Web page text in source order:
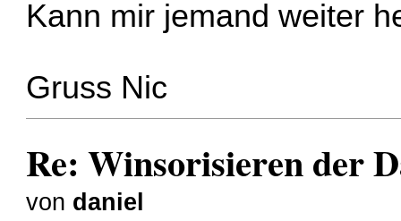
Kann mir jemand weiter
Gruss Nic
Re: Winsorisieren der
von daniel